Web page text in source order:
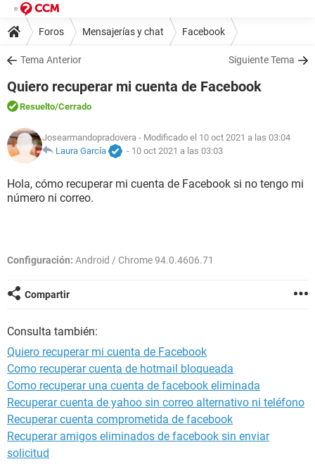
Foros Mensajerías y chat Facebook
Tema Anterior Siguiente Tema
Quiero recuperar mi cuenta de Facebook
Resuelto/Cerrado
Josearmandopradovera - Modificado el 10 oct 2021 a las 03:04
Laura García
- 10 oct 2021 a las 03:03
Hola, cómo recuperar mi cuenta de Facebook si no tengo mi
número ni correo.
Configuración: Android / Chrome 94.0.4606.71
Compartir
Consulta también:
Quiero recuperar mi cuenta de Facebook
Como recuperar cuenta de hotmail bloqueada
Como recuperar una cuenta de facebook eliminada
Recuperar cuenta de yahoo sin correo alternativo ni teléfono
Recuperar cuenta comprometida de facebook
Recuperar amigos eliminados de facebook sin enviar
solicitud